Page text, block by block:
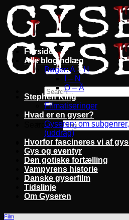
Fortsæt
til
indhold
Search for:
Forside
Alle blogindlæg
Bøger: A – H
I – N
O – Å
Stephen King
Filmatiseringer
Hvad er en gyser?
Gyseren: om
(uddrag)
Hvorfor fascineres vi af
Gys og eventyr
Den gotiske fortælling
Vampyrens historie
Danske gyserfilm
Tidslinje
Om Gyseren
Film